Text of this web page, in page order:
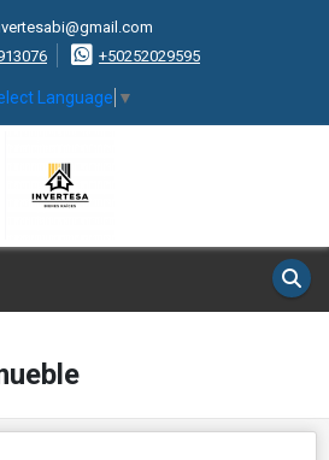
+50252029595
Language ▼